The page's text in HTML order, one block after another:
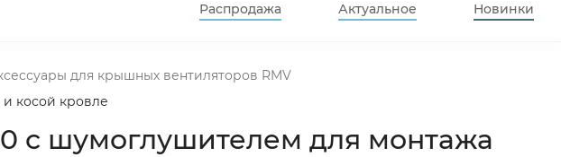
Распродажа Актуальное Новинки
для крышных вентиляторов RMV
косой кровле
с шумоглушителем для монтажа